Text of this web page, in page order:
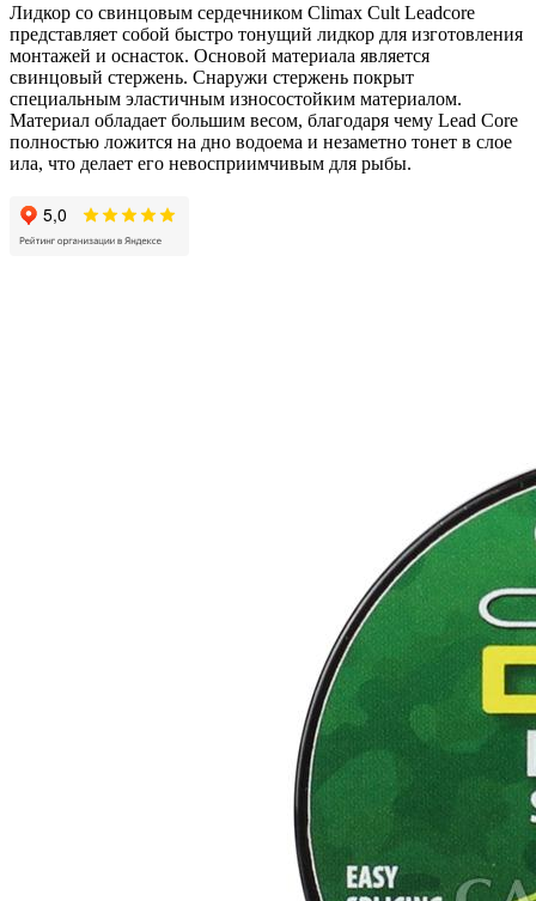
Лидкор со свинцовым сердечником Сlimax Cult Leadcore
представляет собой быстро тонущий лидкор для изготовления
монтажей и оснасток. Основой материала является
свинцовый стержень. Снаружи стержень покрыт
специальным эластичным износостойким материалом.
Материал обладает большим весом, благодаря чему Lead Core
полностью ложится на дно водоема и незаметно тонет в слое
ила, что делает его невосприимчивым для рыбы.